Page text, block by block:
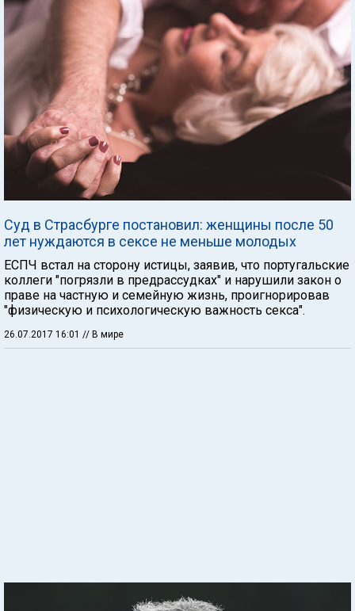
Суд в Страсбурге постановил: женщины после 50
лет нуждаются в сексе не меньше молодых
ЕСПЧ встал на сторону истицы, заявив, что португальские
коллеги "погрязли в предрассудках" и нарушили закон о
праве на частную и семейную жизнь, проигнорировав
"физическую и психологическую важность секса".
26.07.2017 16:01 // В мире